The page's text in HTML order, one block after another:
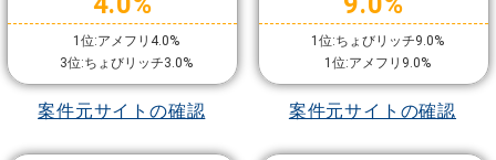
1位:アメフリ4.0%
3位:ちょびリッチ3.0%
案件元サイトの確認
1位:ちょびリッチ9.0%
1位:アメフリ9.0%
案件元サイトの確認